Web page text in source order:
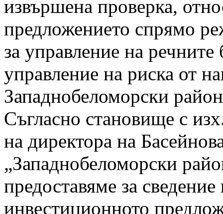
извършена проверка,
предложението спрямо
за управление на
управление на риска от
Западнобеломорски
Съгласно становище с
на директора на
„Западнобеломорски
предоставяме за
инвестиционното